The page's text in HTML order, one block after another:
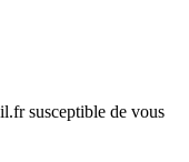
susceptible de vous